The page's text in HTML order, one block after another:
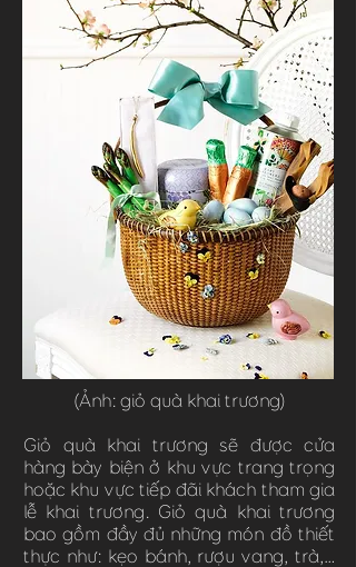
(Ảnh: giỏ quà khai trương)
Giỏ quà khai trương sẽ được cửa
hàng bày biện ở khu vực trang trọng
hoặc khu vực tiếp đãi khách tham gia
lễ khai trương. Giỏ quà khai trương
bao gồm đầy đủ những món đồ thiết
thực như: kẹo bánh, rượu vang, trà,…